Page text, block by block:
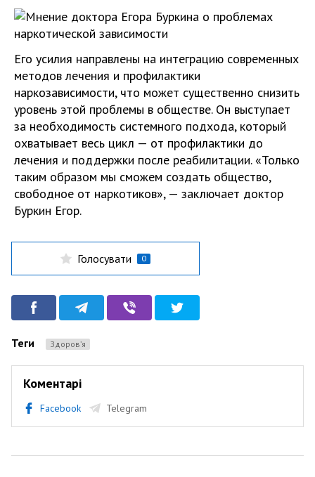
Его усилия направлены на интеграцию современных
методов лечения и профилактики
наркозависимости, что может существенно снизить
уровень этой проблемы в обществе. Он выступает
за необходимость системного подхода, который
охватывает весь цикл — от профилактики до
лечения и поддержки после реабилитации. «Только
таким образом мы сможем создать общество,
свободное от наркотиков», — заключает доктор
Буркин Егор.
Голосувати 0
Теги Здоров’я
Коментарі
Facebook Telegram